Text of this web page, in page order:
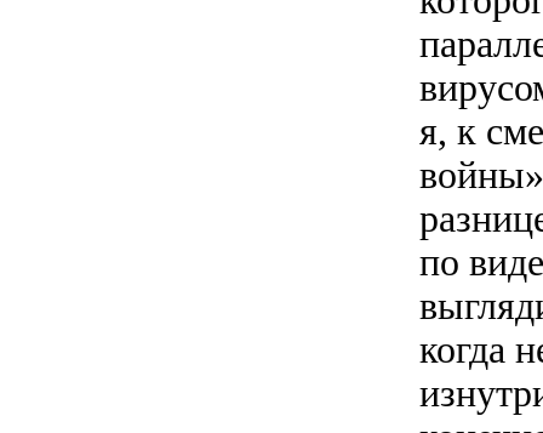
я, к
по
когда